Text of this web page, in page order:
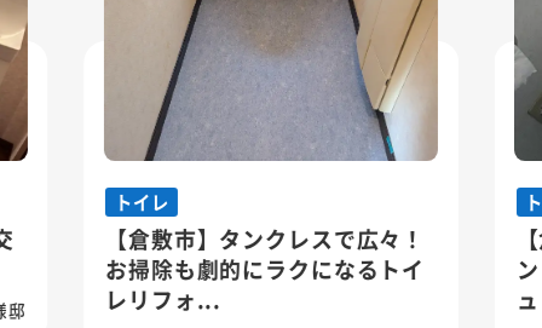
倉敷市】タンクレスで広々！
掃除も劇的にラクになるトイ
フォ...
【倉敷市】イ
ントへ！予算